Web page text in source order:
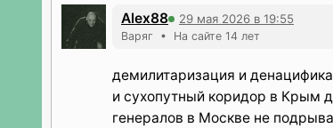
Alex88 29 мая 2026 в 19:55
Варяг • На сайте 14 лет
демилитаризация и
и сухопутный коридор в Крым
генералов в Москве не